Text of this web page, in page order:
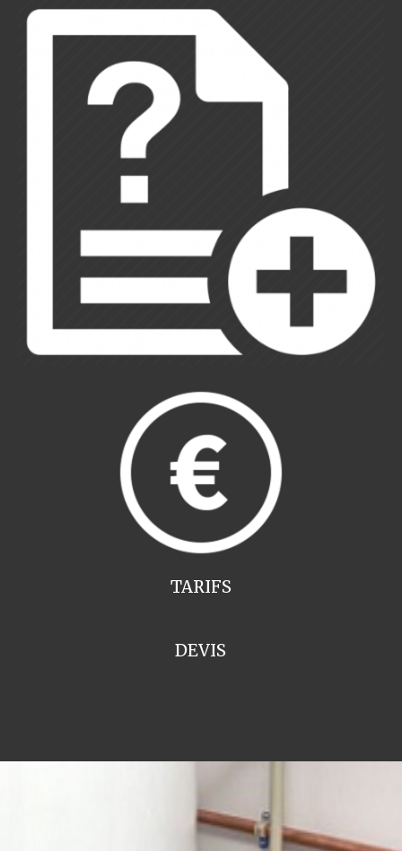
TARIFS
DEVIS